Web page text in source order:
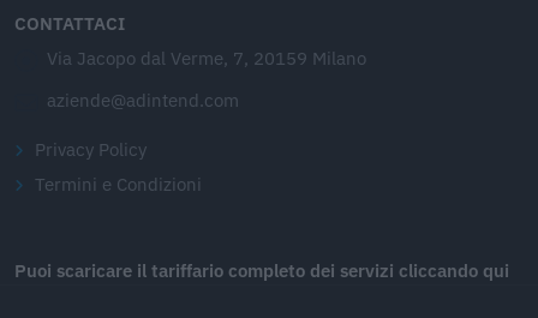
CONTATTACI
Via Jacopo dal Verme, 7, 20159 Milano
aziende@adintend.com
Privacy Policy
Termini e Condizioni
Puoi scaricare il tariffario completo dei servizi cliccando qui